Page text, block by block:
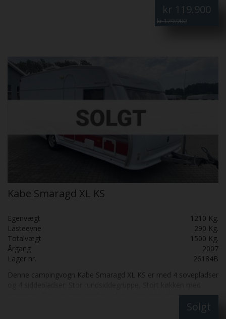
fra KABE, fyldt med nostalgiske detaljer
og moderne opgraderinger, der giver denne Royal 560 XL KS et
kærligt løft ind i nutiden. ✅ Kampa lufttelt inkluderet ✅
centralvarme og vandbåren gulvvarme ✅ Digital TV-antenne
kr 119.900
kr 129.900
Kabe Smaragd XL KS
Egenvægt
1210 Kg.
Lasteevne
290 Kg.
Totalvægt
1500 Kg.
Årgang
2007
Lager nr.
26184B
Denne campingvogn Kabe Smaragd XL KS er med 4 sovepladser
emhætte, Ovn og stor kølefryseskab, Stor dobbeltseng,
Badeværelse med bruser, Alde centralvarme, Mover og Isabella
Solgt